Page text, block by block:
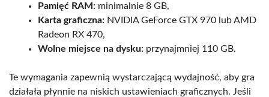
Pamięć RAM: minimalnie 8 GB,
Karta graficzna: NVIDIA GeForce GTX 970 lub AMD
Radeon RX 470,
Wolne miejsce na dysku: przynajmniej 110 GB.
Te wymagania zapewnią wystarczającą wydajność, aby gra
działała płynnie na niskich ustawieniach graficznych. Jeśli